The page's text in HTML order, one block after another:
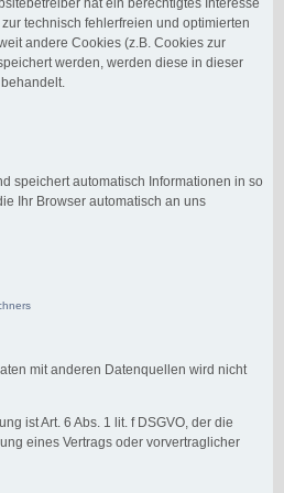
hat ein berechtigtes Interesse
technisch fehlerfreien und optimierten
andere Cookies (z.B. Cookies zur
werden, werden diese in dieser
speichert automatisch Informationen in so
Ihr Browser automatisch an uns
mit anderen Datenquellen wird nicht
ist Art. 6 Abs. 1 lit. f DSGVO, der die
eines Vertrags oder vorvertraglicher